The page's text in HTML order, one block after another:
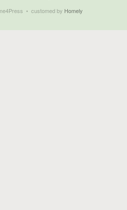
• customed by Homely